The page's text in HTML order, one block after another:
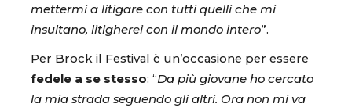
mettermi a litigare con tutti quelli che mi
insultano, litigherei con il mondo intero”.
Per Brock il Festival è un’occasione per essere
fedele a se stesso: “Da più giovane ho cercato
la mia strada seguendo gli altri. Ora non mi va